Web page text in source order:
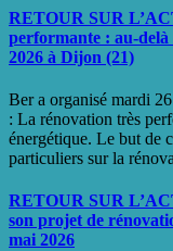
RETOUR SUR
performante : au-delà
2026 à Dijon (21)
Ber a organisé mardi
: La rénovation très
énergétique. Le but de
particuliers sur la
RETOUR SUR
son projet de
mai 2026